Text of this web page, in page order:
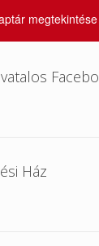
megtekintése
Ház